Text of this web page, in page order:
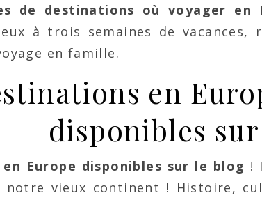
de destinations où voyager en
à trois semaines de vacances,
en famille.
en
disponibles
Europe disponibles sur le blog !
notre vieux continent ! Histoire,